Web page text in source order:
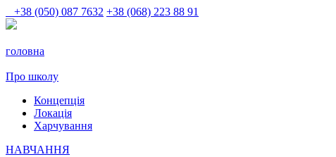
+38 (050) 087 7632 +38 (068) 223 88 91
головна
Про школу
Концепція
Локація
Харчування
НАВЧАННЯ